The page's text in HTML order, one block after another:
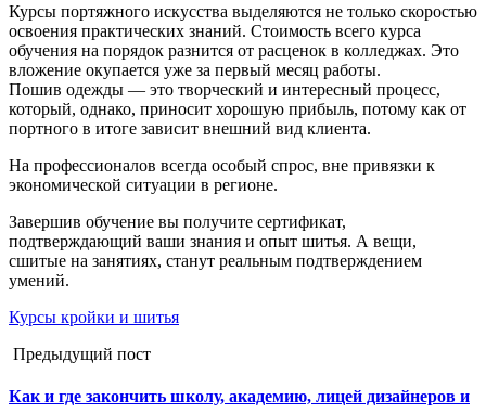
Курсы портяжного искусства выделяются не только скоростью
освоения практических знаний. Стоимость всего курса
обучения на порядок разнится от расценок в колледжах. Это
вложение окупается уже за первый месяц работы.
Пошив одежды — это творческий и интересный процесс,
который, однако, приносит хорошую прибыль, потому как от
портного в итоге зависит внешний вид клиента.
На профессионалов всегда особый спрос, вне привязки к
экономической ситуации в регионе.
Завершив обучение вы получите сертификат,
подтверждающий ваши знания и опыт шитья. А вещи,
сшитые на занятиях, станут реальным подтверждением
умений.
Курсы кройки и шитья
Предыдущий пост
Как и где закончить школу, академию, лицей дизайнеров и